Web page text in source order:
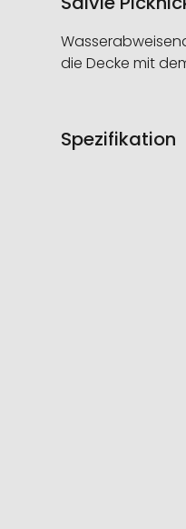
die Decke mit
Spezifikation